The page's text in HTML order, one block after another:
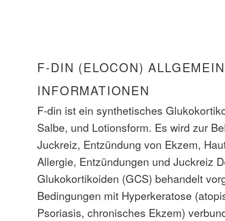
F-DIN (ELOCON)
INFORMATIONEN
F-din ist ein synthetisches
Salbe, und Lotionsform. Es wird zur
Juckreiz, Entzündung von Ekzem,
Allergie, Entzündungen und Juckreiz
Glukokortikoiden (GCS) behandelt
Bedingungen mit Hyperkeratose
Psoriasis, chronisches Ekzem)